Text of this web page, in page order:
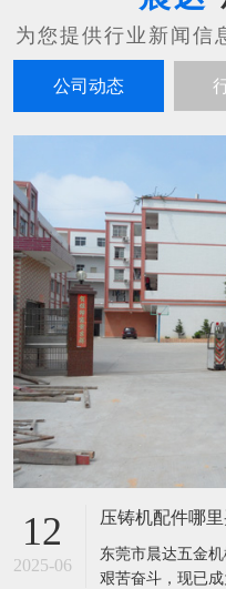
公司动态
12
2025-06
东莞市晨达五金
艰苦奋斗，现已